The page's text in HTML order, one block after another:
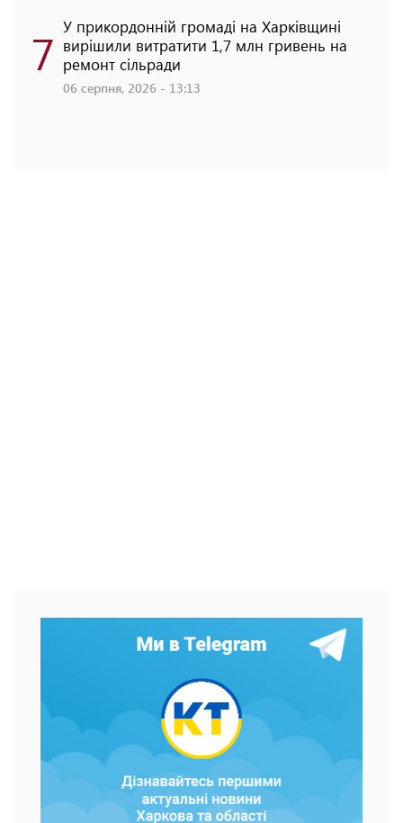
7 У прикордонній громаді на Харківщині
вирішили витратити 1,7 млн гривень на
ремонт сільради
06 серпня, 2026 - 13:13